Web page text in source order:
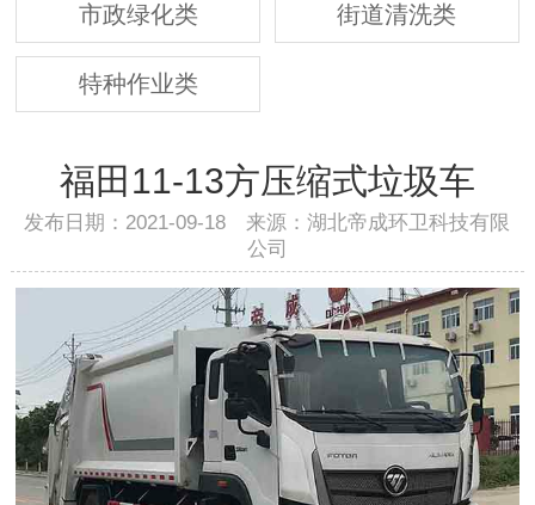
市政绿化类 街道清洗类
特种作业类
福田11-13方压缩式垃圾车
发布日期：2021-09-18 来源：湖北帝成环卫科技有限
公司